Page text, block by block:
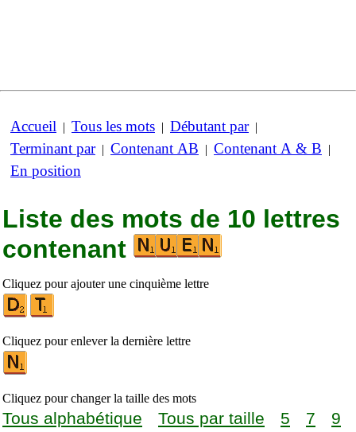
Accueil | Tous les mots | Débutant par|
Terminant par| Contenant AB | Contenant A & B |
En position
Liste des mots de 10 lettres
contenant
Cliquez pour ajouter une cinquième lettre
Cliquez pour enlever la dernière lettre
Cliquez pour changer la taille des mots
Tous alphabétique Tous par taille 5 7
9